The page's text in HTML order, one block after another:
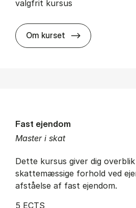
valgfrit kursus
Om kurset about
Master i skat
Fast ejendom
Dette kursus giver dig
skattemæssige forhold ved
afståelse af fast ejendom.
5 ECTS